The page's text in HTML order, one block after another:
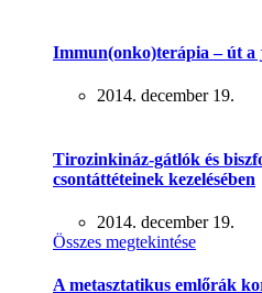
Immun(onko)terápia – út a
2014. december 19.
Tirozinkináz-gátlók és
csontáttéteinek kezelésében
2014. december 19.
Összes megtekintése
A metasztatikus emlőrák